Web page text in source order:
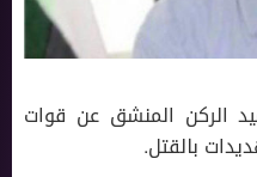
الركن المنشق عن قوات
بالقتل.